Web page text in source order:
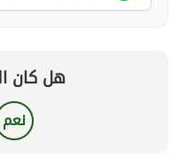
هل كان
نعم